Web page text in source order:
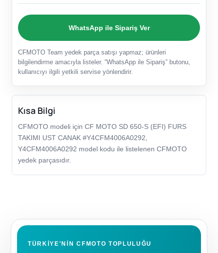
WhatsApp ile Sipariş Ver
CFMOTO Team yedek parça satışı yapmaz; ürünleri
bilgilendirme amacıyla listeler. “WhatsApp ile Sipariş” butonu,
kullanıcıyı ilgili yetkili servise yönlendirir.
Kısa Bilgi
CFMOTO modeli için CF MOTO SD 650-S (EFI) FURS
TAKIMI UST CANAK #Y4CFM4006A0292,
Y4CFM4006A0292 model kodu ile listelenen CFMOTO
yedek parçasıdır.
TÜRKIYE'NIN CFMOTO TOPLULUĞU